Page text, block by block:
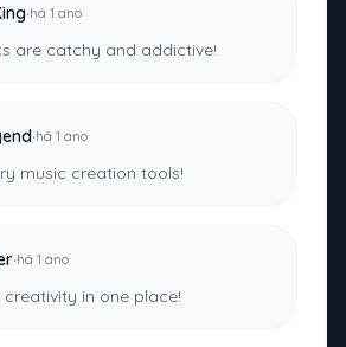
·há 1 ano
are catchy and addictive!
·há 1 ano
music creation tools!
·há 1 ano
creativity in one place!